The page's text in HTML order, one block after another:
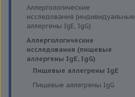
Аллергены животных
Аллергены пыльцы
Бытовые аллергены
Пищевые аллегрены
Аллергологические
исследования (индивидуальные
аллергены IgE, IgG)
Аллергены гельминтов IgE
Аллергены деревьев IgE, IgG
Аллергены животных IgE, IgG
Аллергены металлов IgE
Аллергологические
исследования (пищевые
аллергены IgE, IgG)
Пищевые аллегрены IgE
Пищевые аллегрены IgG